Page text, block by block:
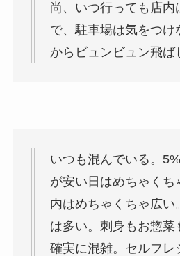
尚、いつ行っても店内
で、駐車場は気をつけ
からビュンビュン飛ば
いつも混んでいる。
が安い日はめちゃくち
内はめちゃくちゃ広い
は多い。刺身もお惣菜
確実に混雑。セルフレ